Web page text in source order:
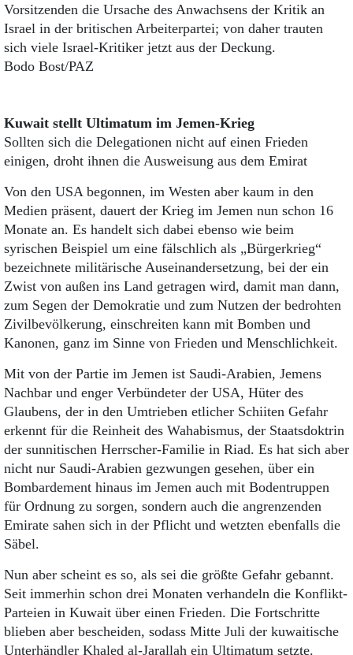
Vorsitzenden die Ursache des Anwachsens der Kritik an
Israel in der britischen Arbeiterpartei; von daher trauten
sich viele Israel-Kritiker jetzt aus der Deckung.
Bodo Bost/PAZ
Kuwait stellt Ultimatum im Jemen-Krieg
Sollten sich die Delegationen nicht auf einen Frieden
einigen, droht ihnen die Ausweisung aus dem Emirat
Von den USA begonnen, im Westen aber kaum in den
Medien präsent, dauert der Krieg im Jemen nun schon 16
Monate an. Es handelt sich dabei ebenso wie beim
syrischen Beispiel um eine fälschlich als „Bürgerkrieg“
bezeichnete militärische Auseinandersetzung, bei der ein
Zwist von außen ins Land getragen wird, damit man dann,
zum Segen der Demokratie und zum Nutzen der bedrohten
Zivilbevölkerung, einschreiten kann mit Bomben und
Kanonen, ganz im Sinne von Frieden und Menschlichkeit.
Mit von der Partie im Jemen ist Saudi-Arabien, Jemens
Nachbar und enger Verbündeter der USA, Hüter des
Glaubens, der in den Umtrieben etlicher Schiiten Gefahr
erkennt für die Reinheit des Wahabismus, der Staatsdoktrin
der sunnitischen Herrscher-Familie in Riad. Es hat sich aber
nicht nur Saudi-Arabien gezwungen gesehen, über ein
Bombardement hinaus im Jemen auch mit Bodentruppen
für Ordnung zu sorgen, sondern auch die angrenzenden
Emirate sahen sich in der Pflicht und wetzten ebenfalls die
Säbel.
Nun aber scheint es so, als sei die größte Gefahr gebannt.
Seit immerhin schon drei Monaten verhandeln die Konflikt-
Parteien in Kuwait über einen Frieden. Die Fortschritte
blieben aber bescheiden, sodass Mitte Juli der kuwaitische
Unterhändler Khaled al-Jarallah ein Ultimatum setzte.